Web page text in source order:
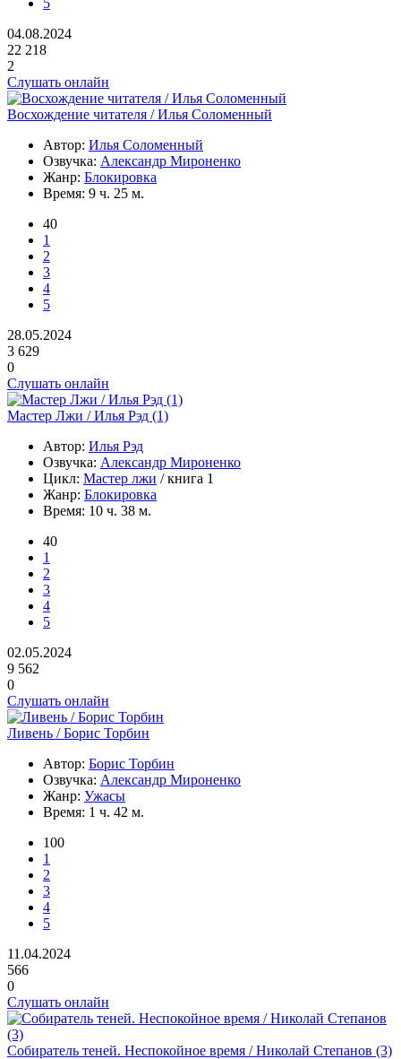
5
04.08.2024
22 218
2
Слушать онлайн
Восхождение читателя / Илья Соломенный
Автор: Илья Соломенный
Озвучка: Александр Мироненко
Жанр: Блокировка
Время: 9 ч. 25 м.
40
1
2
3
4
5
28.05.2024
3 629
0
Слушать онлайн
Мастер Лжи / Илья Рэд (1)
Автор: Илья Рэд
Озвучка: Александр Мироненко
Цикл: Мастер лжи / книга 1
Жанр: Блокировка
Время: 10 ч. 38 м.
40
1
2
3
4
5
02.05.2024
9 562
0
Слушать онлайн
Ливень / Борис Торбин
Автор: Борис Торбин
Озвучка: Александр Мироненко
Жанр: Ужасы
Время: 1 ч. 42 м.
100
1
2
3
4
5
11.04.2024
566
0
Слушать онлайн
Собиратель теней. Неспокойное время / Николай Степанов (3)